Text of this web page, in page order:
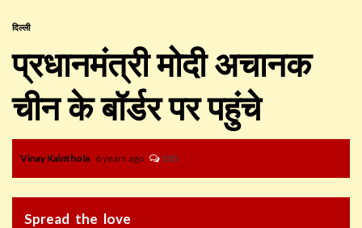
दिल्ली
प्रधानमंत्री मोदी अचानक
चीन के बॉर्डर पर पहुंचे
Vinay Kainthola 6 years ago 188
Spread the love